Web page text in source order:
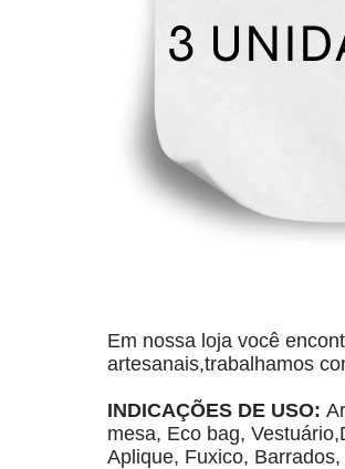
Em nossa loja você
artesanais,trabalhamos
INDICAÇÕES DE USO:
mesa, Eco bag,
Aplique, Fuxico,